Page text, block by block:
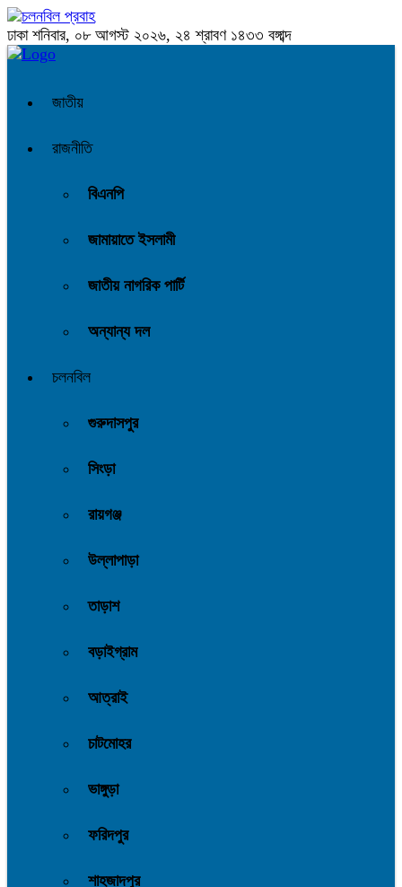
ঢাকা শনিবার, ০৮ আগস্ট ২০২৬, ২৪ শ্রাবণ ১৪৩৩ বঙ্গাব্দ
জাতীয়
রাজনীতি
বিএনপি
জামায়াতে ইসলামী
জাতীয় নাগরিক পার্টি
অন্যান্য দল
চলনবিল
গুরুদাসপুর
সিংড়া
রায়গঞ্জ
উল্লাপাড়া
তাড়াশ
বড়াইগ্রাম
আত্রাই
চাটমোহর
ভাঙ্গুড়া
ফরিদপুর
শাহজাদপুর